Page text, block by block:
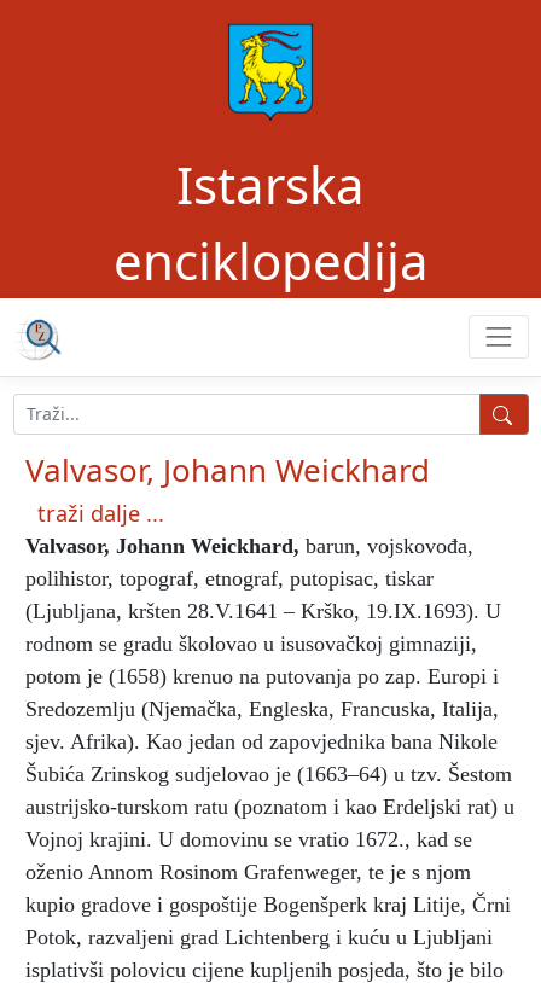
Istarska
enciklopedija
Valvasor, Johann Weickhard
traži dalje ...
Valvasor, Johann Weickhard, barun, vojskovođa,
polihistor, topograf, etnograf, putopisac, tiskar
(Ljubljana, kršten 28.V.1641 – Krško, 19.IX.1693). U
rodnom se gradu školovao u isusovačkoj gimnaziji,
potom je (1658) krenuo na putovanja po zap. Europi i
Sredozemlju (Njemačka, Engleska, Francuska, Italija,
sjev. Afrika). Kao jedan od zapovjednika bana Nikole
Šubića Zrinskog sudjelovao je (1663–64) u tzv. Šestom
austrijsko-turskom ratu (poznatom i kao Erdeljski rat) u
Vojnoj krajini. U domovinu se vratio 1672., kad se
oženio Annom Rosinom Grafenweger, te je s njom
kupio gradove i gospoštije Bogenšperk kraj Litije, Črni
Potok, razvaljeni grad Lichtenberg i kuću u Ljubljani
isplativši polovicu cijene kupljenih posjeda, što je bilo